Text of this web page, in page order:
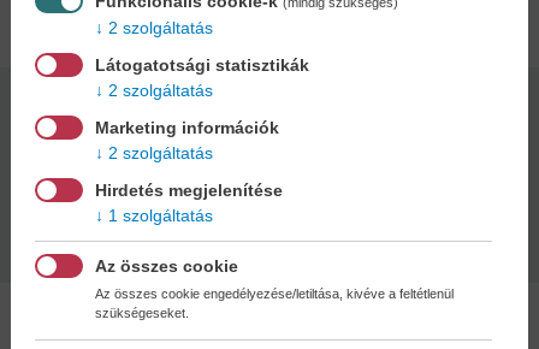
puha kötés
Kiadás dátuma:
2 szolgáltatás
Látogatotsági statisztikák
2 szolgáltatás
Marketing információk
2 szolgáltatás
Hirdetés megjelenítése
1 szolgáltatás
Az összes cookie
Az összes cookie engedélyezése/letiltása, kivéve a feltétlenül
szükségeseket.